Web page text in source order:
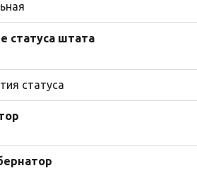
статуса штата
статуса